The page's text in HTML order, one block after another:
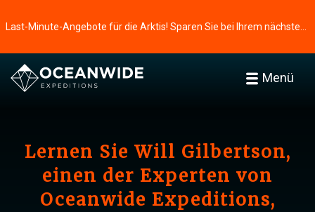
Menü
Lernen Sie Will Gilbertson,
einen der Experten von
Oceanwide Expeditions,